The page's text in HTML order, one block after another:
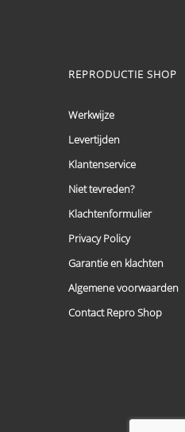
REPRODUCTIE SHOP
Werkwijze
Levertijden
Klantenservice
Niet tevreden?
Klachtenformulier
Privacy Policy
Garantie en klachten
Algemene voorwaarden
Contact Repro Shop